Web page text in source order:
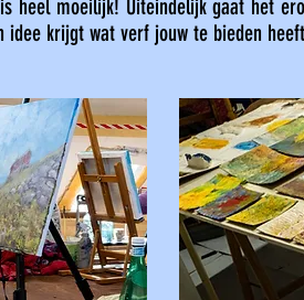
heel moeilijk! Uiteindelijk gaat het
idee krijgt wat verf jouw te bieden